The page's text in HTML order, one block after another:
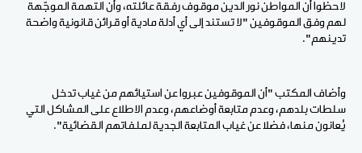
لاحظوا أن المواطن نور الدين موقوف رفقة عائلته، وأن التهمة الموجّهة
لهم وفق الموقوفين "لا تستند إلى أي أدلة مادية أو قرائن قانونية واضحة
تدينهم".
وأضاف المكتب "أن الموقوفين عبروا عن استيائهم من غياب تدخل
سلطات بلدهم، وعدم متابعة أوضاعهم، وعدم الاطلاع على المشاكل التي
يُعانون منها، فضلا عن غياب المتابعة الجدية لملفاتهم القضائية".